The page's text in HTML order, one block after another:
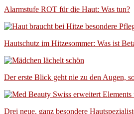
Alarmstufe ROT für die Haut: Was tun?
Hautschutz im Hitzesommer: Was ist
Der erste Blick geht nie zu den Augen,
Drei neue, ganz besondere